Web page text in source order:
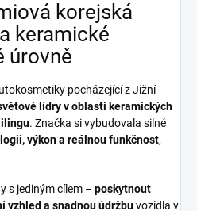
korejská
keramické
úrovně
pocházející z Jižní
lídry v oblasti keramických
. Značka si vybudovala silné
výkon a reálnou funkčnost,
s jediným cílem – poskytnout
vzhled a snadnou údržbuvozidla v